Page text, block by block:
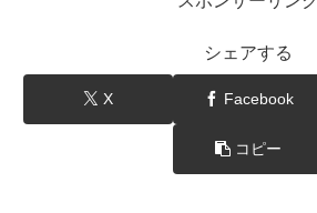
シェアする
X Facebook
コピー